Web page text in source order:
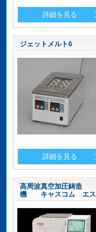
詳細を見る
ジェットメルト6
詳細を見る
高周波真空加圧鋳造
機 キャスコム エス